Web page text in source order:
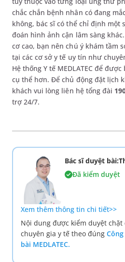
chắc chắn bệnh nhân có đang
không, bác sĩ có thể chỉ định một
đoán hình ảnh cận lâm sàng
cơ cao, bạn nên chú ý khám tầm
tại các cơ sở y tế uy tín như
Hệ thống Y tế MEDLATEC để
cụ thể hơn. Để chủ động đặt lịch
khách vui lòng liên hệ tổng đài
trợ 24/7.
Bác sĩ duyệt
Đã kiểm duyệt
Xem thêm thông tin chi tiết>>
Nội dung được kiểm duyệt
chuyên gia y tế theo đúng
bài MEDLATEC.